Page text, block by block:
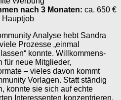
nach 3 Monaten: ca. 650 €
Hauptjob
Analyse hebt Sandra
Prozesse „einmal
konnte. Willkommens-
für neue Mitglieder,
– vieles davon kommt
Vorlagen. Statt ständig
konnte sie sich auf echte
Interessenten konzentrieren.